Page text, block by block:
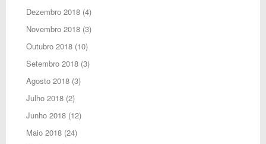
Dezembro 2018(4)
Novembro 2018(3)
Outubro 2018(10)
Setembro 2018(3)
Agosto 2018(3)
Julho 2018(2)
Junho 2018(12)
Maio 2018(24)